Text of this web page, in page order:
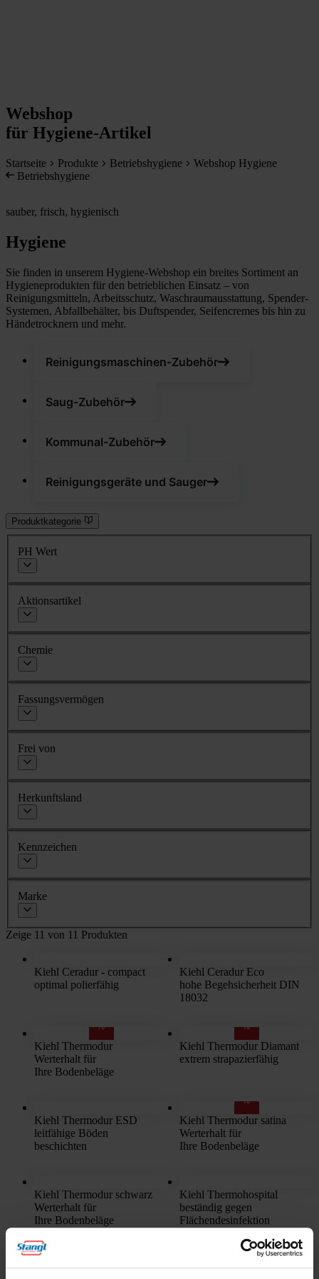
Webshop
für Hygiene-Artikel
Startseite Produkte Betriebshygiene
Webshop Hygiene
Betriebshygiene
sauber, frisch, hygienisch
Hygiene
Sie finden in unserem Hygiene-Webshop ein breites Sortiment an
Hygieneprodukten für den betrieblichen Einsatz – von
Reinigungsmitteln, Arbeitsschutz, Waschraumausstattung, Spender-
Systemen, Abfallbehälter, bis Duftspender, Seifencremes bis hin zu
Händetrocknern und mehr.
Reinigungsmaschinen-Zubehör
Saug-Zubehör
Kommunal-Zubehör
Reinigungsgeräte und Sauger
Produktkategorie
PH Wert
Aktionsartikel
Chemie
Fassungsvermögen
Frei von
Herkunftsland
Kennzeichen
Marke
Zeige 11 von 11 Produkten
Kiehl Ceradur - compact
optimal polierfähig
Kiehl Ceradur Eco
hohe Begehsicherheit DIN
18032
%
Kiehl Thermodur
Werterhalt für
Ihre Bodenbeläge
%
Kiehl Thermodur Diamant
extrem strapazierfähig
Kiehl Thermodur ESD
leitfähige Böden
beschichten
%
Kiehl Thermodur satina
Werterhalt für
Ihre Bodenbeläge
Kiehl Thermodur schwarz
Werterhalt für
Ihre Bodenbeläge
Kiehl Thermohospital
beständig gegen
Flächendesinfektion
Kiehl Thermospeed
Kiehl Trend